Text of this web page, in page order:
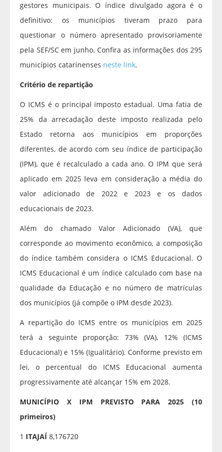
gestores municipais. O índice divulgado agora é o
definitivo: os municípios tiveram prazo para
questionar o número apresentado provisoriamente
pela SEF/SC em junho. Confira as informações dos 295
municípios catarinenses neste link.
Critério de repartição
O ICMS é o principal imposto estadual. Uma fatia de
25% da arrecadação deste imposto realizada pelo
Estado retorna aos municípios em proporções
diferentes, de acordo com seu índice de participação
(IPM), que é recalculado a cada ano. O IPM que será
aplicado em 2025 leva em consideração a média do
valor adicionado de 2022 e 2023 e os dados
educacionais de 2023.
Além do chamado Valor Adicionado (VA), que
corresponde ao movimento econômico, a composição
do índice também considera o ICMS Educacional. O
ICMS Educacional é um índice calculado com base na
qualidade da Educação e no número de matrículas
dos municípios (já compõe o IPM desde 2023).
A repartição do ICMS entre os municípios em 2025
terá a seguinte proporção: 73% (VA), 12% (ICMS
Educacional) e 15% (Igualitário). Conforme previsto em
lei, o percentual do ICMS Educacional aumenta
progressivamente até alcançar 15% em 2028.
MUNICÍPIO X IPM PREVISTO PARA 2025 (10
primeiros)
1 ITAJAÍ 8,176720